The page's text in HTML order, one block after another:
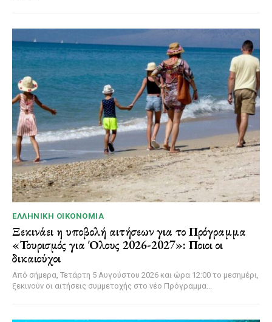
ΕΛΛΗΝΙΚΉ ΟΙΚΟΝΟΜΊΑ
Ξεκινάει η υποβολή αιτήσεων για το Πρόγραμμα
«Τουρισμός για Όλους 2026-2027»: Ποιοι οι
δικαιούχοι
Από σήμερα, Τετάρτη 5 Αυγούστου 2026 και ώρα 12:00 το μεσημέρι,
ξεκινούν οι αιτήσεις συμμετοχής στο νέο Πρόγραμμα...